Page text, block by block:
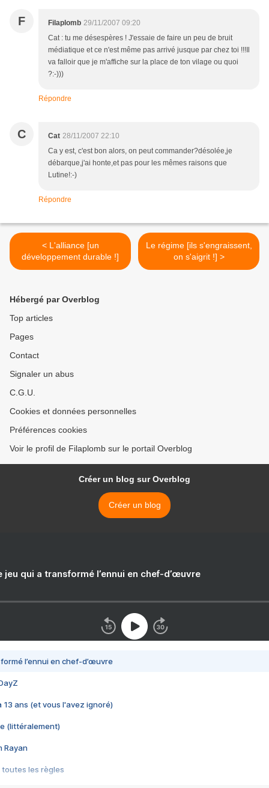
F Filaplomb 29/11/2007 09:20
Cat : tu me désespères ! J'essaie de faire un peu de bruit
médiatique et ce n'est même pas arrivé jusque par chez toi !!!Il
va falloir que je m'affiche sur la place de ton vilage ou quoi
?:-)))
Répondre
C Cat 28/11/2007 22:10
Ca y est, c'est bon alors, on peut commander?désolée,je
débarque,j'ai honte,et pas pour les mêmes raisons que
Lutine!:-)
Répondre
< L'alliance [un
développement durable !]
Le régime [ils s'engraissent,
on s'aigrit !] >
Hébergé par Overblog
Top articles
Pages
Contact
Signaler un abus
C.G.U.
Cookies et données personnelles
Préférences cookies
Voir le profil de Filaplomb sur le portail Overblog
Créer un blog sur Overblog
Créer un blog
jeu qui a transformé l’ennui en chef-d’œuvre
l’ennui en chef-d’œuvre
13 ans (et vous l'avez ignoré)
(littéralement)
Rayan
toutes les règles